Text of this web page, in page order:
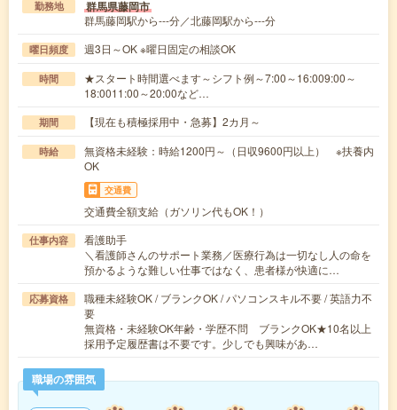
勤務地 群馬県藤岡市
群馬藤岡駅から---分／北藤岡駅から---分
曜日頻度 週3日～OK ※曜日固定の相談OK
時間
★スタート時間選べます～シフト例～7:00～16:009:00～
18:0011:00～20:00など…
期間 【現在も積極採用中・急募】2カ月～
時給
無資格未経験：時給1200円～（日収9600円以上） ※扶養内
OK
交通費
交通費全額支給（ガソリン代もOK！）
仕事内容
看護助手
＼看護師さんのサポート業務／医療行為は一切なし人の命を
預かるような難しい仕事ではなく、患者様が快適に…
応募資格
職種未経験OK / ブランクOK / パソコンスキル不要 / 英語力不
要
無資格・未経験OK年齢・学歴不問 ブランクOK★10名以上
採用予定履歴書は不要です。少しでも興味があ…
職場の雰囲気